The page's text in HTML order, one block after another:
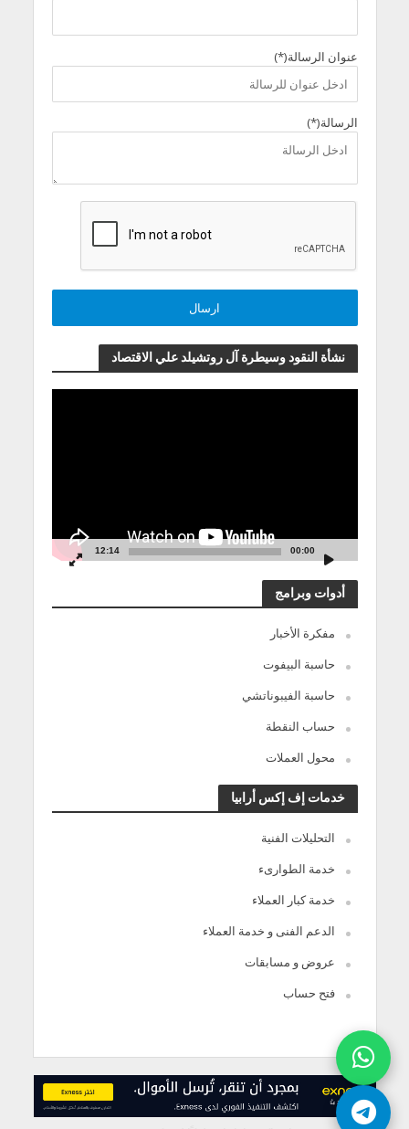
عنوان الرسالة(*)
الرسالة(*)
نشأة النقود وسيطرة آل روتشيلد علي الاقتصاد
00:00
12:14
أدوات وبرامج
مفكرة الأخبار
حاسبة البيفوت
حاسبة الفيبوناتشي
حساب النقطة
محول العملات
خدمات إف إكس أرابيا
التحليلات الفنية
خدمة الطوارىء
خدمة كبار العملاء
الدعم الفنى و خدمة العملاء
عروض و مسابقات
فتح حساب